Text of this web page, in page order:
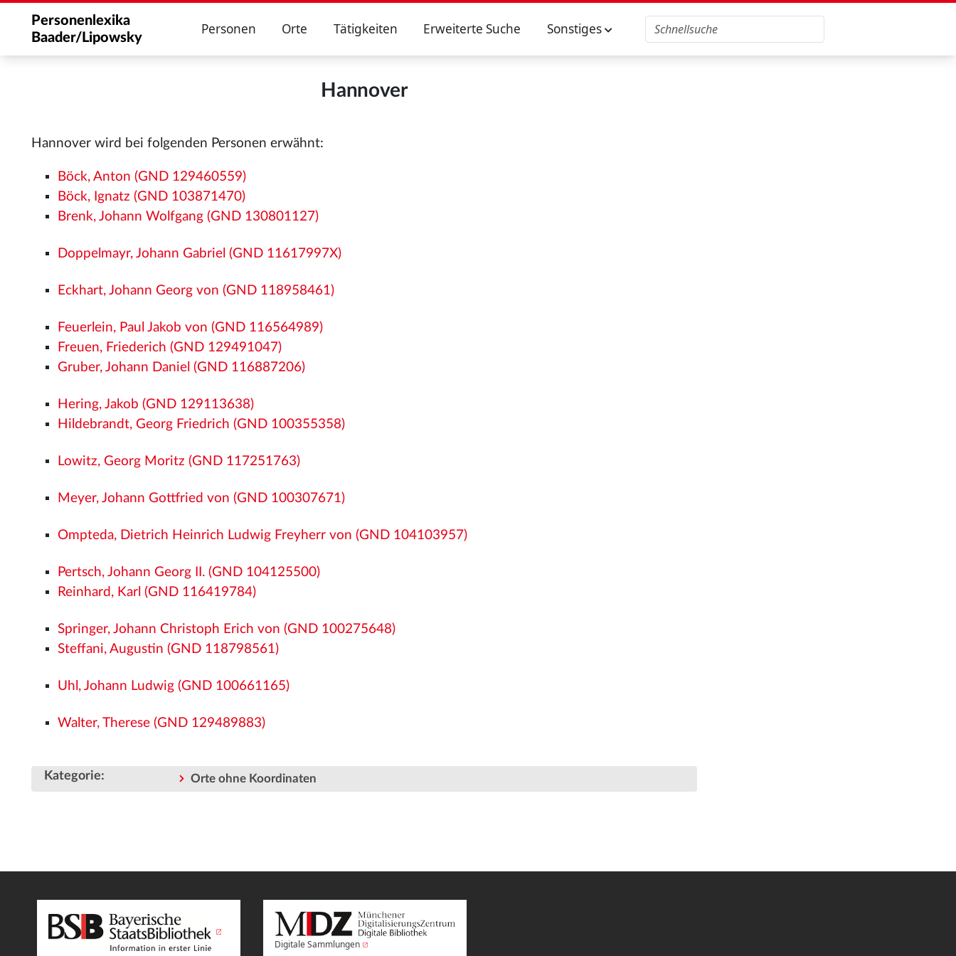
Personenlexika
Baader/Lipowsky
Personen Orte Tätigkeiten Erweiterte Suche Sonstiges
Hannover
Hannover wird bei folgenden Personen erwähnt:
Böck, Anton (GND 129460559)
Böck, Ignatz (GND 103871470)
Brenk, Johann Wolfgang (GND 130801127)
Doppelmayr, Johann Gabriel (GND 11617997X)
Eckhart, Johann Georg von (GND 118958461)
Feuerlein, Paul Jakob von (GND 116564989)
Freuen, Friederich (GND 129491047)
Gruber, Johann Daniel (GND 116887206)
Hering, Jakob (GND 129113638)
Hildebrandt, Georg Friedrich (GND 100355358)
Lowitz, Georg Moritz (GND 117251763)
Meyer, Johann Gottfried von (GND 100307671)
Ompteda, Dietrich Heinrich Ludwig Freyherr von (GND 104103957)
Pertsch, Johann Georg II. (GND 104125500)
Reinhard, Karl (GND 116419784)
Springer, Johann Christoph Erich von (GND 100275648)
Steffani, Augustin (GND 118798561)
Uhl, Johann Ludwig (GND 100661165)
Walter, Therese (GND 129489883)
Kategorie: Orte ohne Koordinaten
Digitale Sammlungen